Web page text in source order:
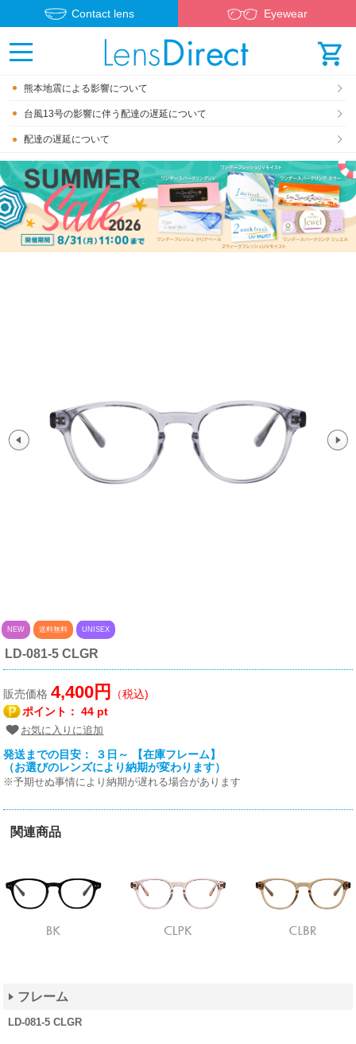
Contact lens Eyewear
熊本地震による影響について
台風13号の影響に伴う配達の遅延について
配達の遅延について
NEW 送料無料 UNISEX
LD-081-5 CLGR
販売価格4,400円
（税込)
ポイント：44 pt
お気に入りに追加
発送までの目安： ３日～ 【在庫フレーム】
（お選びのレンズにより納期が変わります）
※予期せぬ事情により納期が遅れる場合があります
関連商品
フレーム
LD-081-5 CLGR